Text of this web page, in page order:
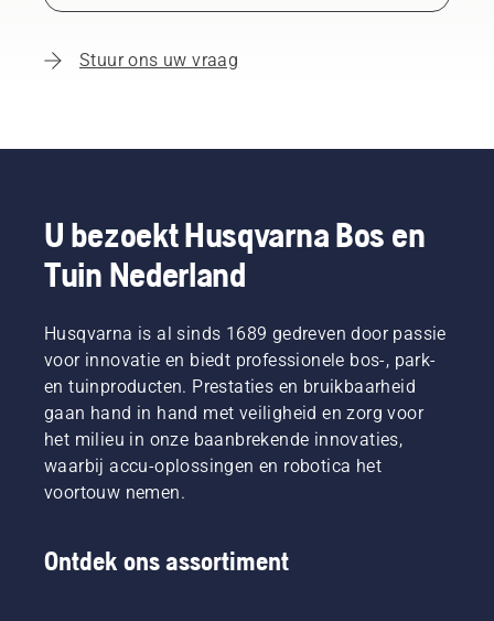
Stuur ons uw vraag
U bezoekt Husqvarna Bos en
Tuin Nederland
Husqvarna is al sinds 1689 gedreven door passie
voor innovatie en biedt professionele bos-, park-
en tuinproducten. Prestaties en bruikbaarheid
gaan hand in hand met veiligheid en zorg voor
het milieu in onze baanbrekende innovaties,
waarbij accu-oplossingen en robotica het
voortouw nemen.
Ontdek ons assortiment